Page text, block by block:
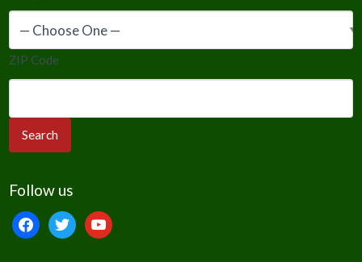
ZIP Code
Follow us
facebooktwitteryoutube